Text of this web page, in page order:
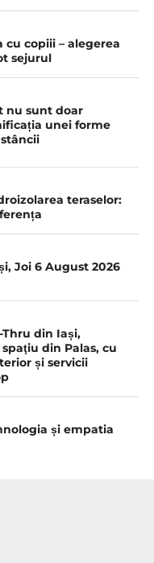
cu copiii – alegerea
sejurul
nu sunt doar
unei forme
teraselor:
Joi 6 August 2026
Thru din Iași,
din Palas, cu
și servicii
și empatia